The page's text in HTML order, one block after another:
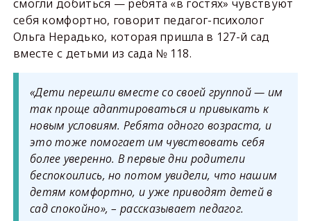
смогли добиться — ребята «в гостях» чувствуют
себя комфортно, говорит педагог-психолог
Ольга Нерадько, которая пришла в 127-й сад
вместе с детьми из сада № 118.
«Дети перешли вместе со своей группой — им
так проще адаптироваться и привыкать к
новым условиям. Ребята одного возраста, и
это тоже помогает им чувствовать себя
более уверенно. В первые дни родители
беспокоились, но потом увидели, что нашим
детям комфортно, и уже приводят детей в
сад спокойно», – рассказывает педагог.